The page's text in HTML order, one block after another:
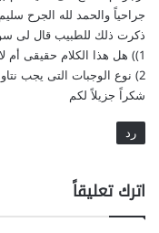
جراحياً والحمد لله الجرح
ذكرت ذلك للطبيب قال لى
1)) هل هذا الكلام حقيقى أم لا
2) نوع الوجبات التى يجب نتاولها حلياًً وبعد فترة العلاج
شكراً جزيلاً لكم
رد
اترك تعليقاً